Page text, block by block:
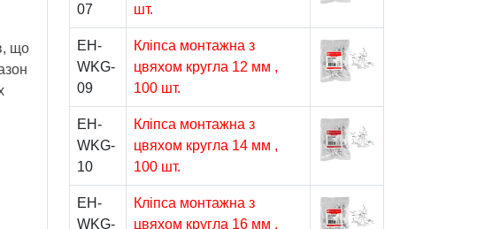
що
07
шт.
EH-
WKG-
09
Кліпса монтажна з
цвяхом кругла 12 мм ,
100 шт.
EH-
WKG-
10
Кліпса монтажна з
цвяхом кругла 14 мм ,
100 шт.
EH-
WKG-
Кліпса монтажна з
цвяхом кругла 16 мм ,